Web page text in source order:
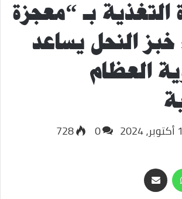
التغذية بـ “معجزة
خبز النحل يساعد
العظام
0
728
واتسابمشاركة
عبر